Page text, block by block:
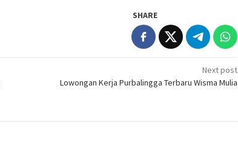
SHARE
Next post
Lowongan Kerja Purbalingga Terbaru Wisma Mulia